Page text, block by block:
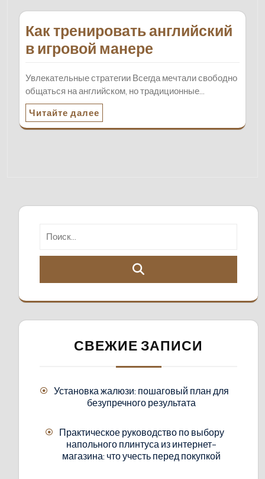
Как тренировать английский
в игровой манере
Увлекательные стратегии Всегда мечтали свободно
общаться на английском, но традиционные…
Читайте далее
СВЕЖИЕ ЗАПИСИ
Установка жалюзи: пошаговый план для
безупречного результата
Практическое руководство по выбору
напольного плинтуса из интернет-
магазина: что учесть перед покупкой